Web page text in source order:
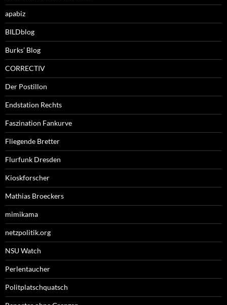
apabiz
BILDblog
Burks’ Blog
CORRECTIV
Der Postillon
Endstation Rechts
Faszination Fankurve
Fliegende Bretter
Flurfunk Dresden
Kioskforscher
Mathias Broeckers
mimikama
netzpolitik.org
NSU Watch
Perlentaucher
Politplatschquatsch